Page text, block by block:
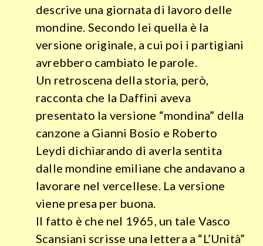
descrive una giornata di lavoro delle
mondine. Secondo lei quella è la
versione originale, a cui poi i partigiani
avrebbero cambiato le parole.
Un retroscena della storia, però,
racconta che la Daffini aveva
presentato la versione “mondina” della
canzone a Gianni Bosio e Roberto
Leydi dichiarando di averla sentita
dalle mondine emiliane che andavano a
lavorare nel vercellese. La versione
viene presa per buona.
Il fatto è che nel 1965, un tale Vasco
Scansiani scrisse una lettera a “L’Unità”